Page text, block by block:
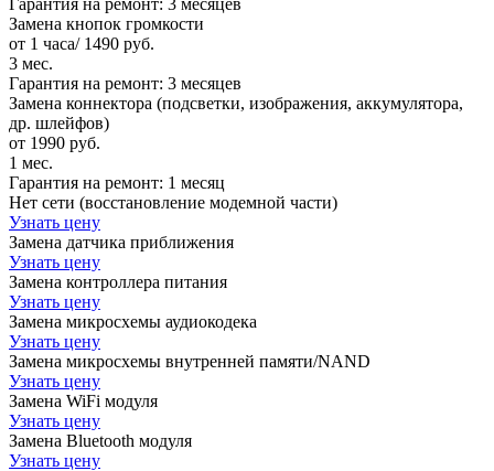
Замена кнопок громкости
от 1 часа/ 1490 руб.
3 мес.
Гарантия на ремонт: 3 месяцев
Замена коннектора (подсветки, изображения, аккумулятора,
др. шлейфов)
от 1990 руб.
1 мес.
Гарантия на ремонт: 1 месяц
Нет сети (восстановление модемной части)
Узнать цену
Замена датчика приближения
Узнать цену
Замена контроллера питания
Узнать цену
Замена микросхемы аудиокодека
Узнать цену
Замена микросхемы внутренней памяти/NAND
Узнать цену
Замена WiFi модуля
Узнать цену
Замена Bluetooth модуля
Узнать цену